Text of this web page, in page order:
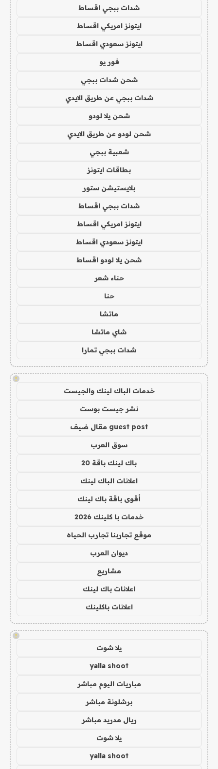
شدات ببجي اقساط
ايتونز امريكي اقساط
ايتونز سعودي اقساط
فور يو
شحن شدات ببجي
شدات ببجي عن طريق الايدي
شحن يلا لودو
شحن لودو عن طريق الايدي
شعبية ببجي
بطاقات ايتونز
بلايستيشن ستور
شدات ببجي اقساط
ايتونز امريكي اقساط
ايتونز سعودي اقساط
شحن يلا لودو اقساط
حناء شعر
حنا
ماتشا
شاي ماتشا
شدات ببجي تمارا
!
خدمات الباك لينك والجيست
نشر جيست بوست
guest post مقال ضيف
سوق العرب
باك لينك باقة 20
اعلانات الباك لينك
أقوى باقة باك لينك
خدمات با كلينك 2026
موقع تجاربنا تجارب الحياه
ديوان العرب
مشاريع
اعلانات باك لينك
اعلانات باكلينك
!
يلا شوت
yalla shoot
مباريات اليوم مباشر
برشلونة مباشر
ريال مدريد مباشر
يلا شوت
yalla shoot